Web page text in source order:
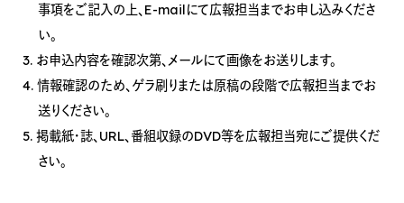
事項をご記入の上、E-mailにて広報担当までお申し込みくださ
い。
お申込内容を確認次第、メールにて画像をお送りします。
情報確認のため、ゲラ刷りまたは原稿の段階で広報担当までお
送りください。
掲載紙・誌、URL、番組収録のDVD等を広報担当宛にご提供くだ
さい。